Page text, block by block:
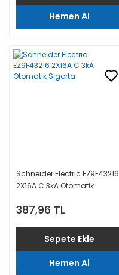
Hemen Al
Schneider Electric EZ9F43216
2X16A C 3kA Otomatik
387,96 TL
Sepete Ekle
Hemen Al